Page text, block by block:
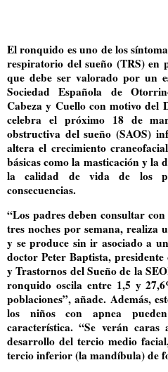
El ronquido es uno de los
respiratorio del sueño (TRS) en
que debe ser valorado por un
Sociedad Española de
Cabeza y Cuello con motivo del
celebra el próximo 18 de
obstructiva del sueño (SAOS)
altera el crecimiento
básicas como la masticación y la
la calidad de vida de los
consecuencias.
“Los padres deben consultar
tres noches por semana,
y se produce sin ir asociado a
doctor Peter Baptista,
y Trastornos del Sueño de la
ronquido oscila entre 1,5 y
poblaciones”, añade. Además,
los niños con apnea
característica. “Se verán
desarrollo del tercio medio
tercio inferior (la mandíbula) de